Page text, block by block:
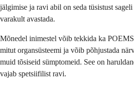
jälgimise ja ravi abil on seda tüsistust
varakult avastada.
Mõnedel inimestel võib tekkida ka
mitut organsüsteemi ja võib põhjustada
muid tõsiseid sümptomeid. See on
vajab spetsiifilist ravi.